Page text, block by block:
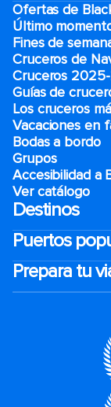
Ofertas de
Último
Fines de
Cruceros de
Cruceros
Guías de
Los cruceros
Vacaciones en
Bodas a bordo
Grupos
Accesibilidad a
Ver catálogo
Destinos
Puertos
Prepara tu